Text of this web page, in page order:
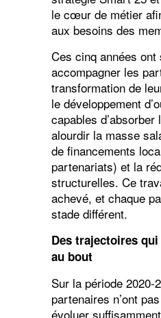
le cœur de métier
aux besoins des
Ces cinq années
accompagner les
transformation de
le développement
capables
alourdir la masse
de financements
partenariats) et la
structurelles. Ce
achevé, et chaque
stade différent.
Des trajectoires
au bout
Sur la période 2020-
partenaires n’ont
évoluer